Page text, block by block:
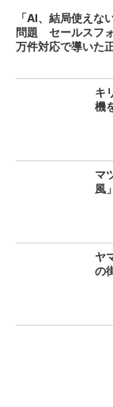
「AI、結局使えな
問題 セールスフ
万件対応で導いた
キ
機
マ
風
ヤ
の